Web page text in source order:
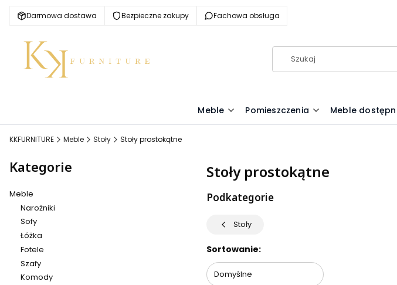
Darmowa dostawa Bezpieczne zakupy Fachowa obsługa
Meble Pomieszczenia Meble
KKFURNITURE Meble Stoły Stoły prostokątne
Kategorie
Meble
Narożniki
Sofy
Łóżka
Fotele
Szafy
Komody
Stoły prostokątne
Podkategorie
Stoły
Koniec filtrów
Lista produktów
Sortowanie:
Domyślne